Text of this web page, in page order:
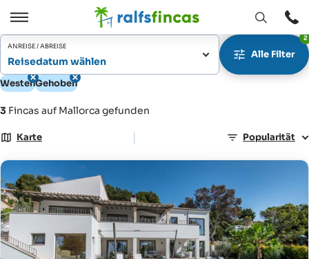
Öffnen
/
Schließen
Fenster
Öffnen
ANREISE / ABREISE
Reisedatum wählen
Alle Filter
2
WestenGehoben
3 Fincas auf Mallorca gefunden
Karte | Popularität